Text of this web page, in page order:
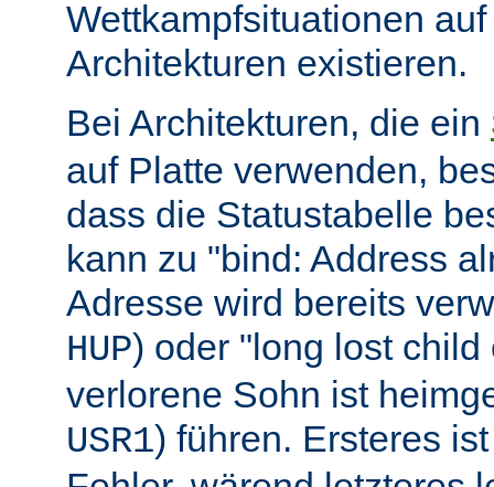
Wettkampfsituationen
Architekturen existieren.
Bei Architekturen, die ein
auf Platte verwenden,
dass die Statustabelle
kann zu "bind: Address
Adresse wird bereits
HUP) oder "long lost
verlorene Sohn ist
USR1) führen. Ersteres